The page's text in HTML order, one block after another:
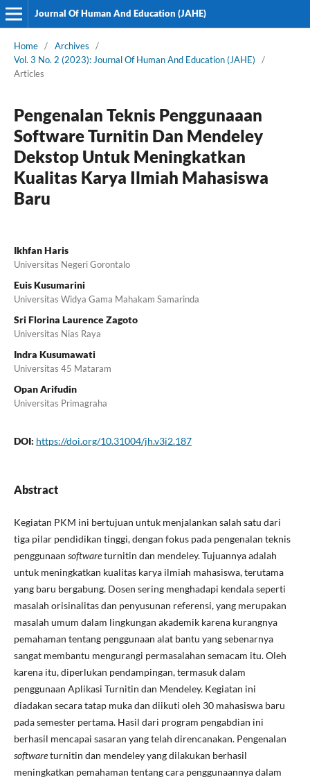
Journal Of Human And Education (JAHE)
Home / Archives
/
Vol. 3 No. 2 (2023): Journal Of Human And Education (JAHE)
/
Articles
Pengenalan Teknis Penggunaaan
Software Turnitin Dan Mendeley
Dekstop Untuk Meningkatkan
Kualitas Karya Ilmiah Mahasiswa
Baru
Ikhfan Haris
Universitas Negeri Gorontalo
Euis Kusumarini
Universitas Widya Gama Mahakam Samarinda
Sri Florina Laurence Zagoto
Universitas Nias Raya
Indra Kusumawati
Universitas 45 Mataram
Opan Arifudin
Universitas Primagraha
DOI: https://doi.org/10.31004/jh.v3i2.187
Abstract
Kegiatan PKM ini bertujuan untuk menjalankan salah satu dari
tiga pilar pendidikan tinggi, dengan fokus pada pengenalan teknis
penggunaan softwareturnitin dan mendeley. Tujuannya adalah
untuk meningkatkan kualitas karya ilmiah mahasiswa, terutama
yang baru bergabung. Dosen sering menghadapi kendala seperti
masalah orisinalitas dan penyusunan referensi, yang merupakan
masalah umum dalam lingkungan akademik karena kurangnya
pemahaman tentang penggunaan alat bantu yang sebenarnya
sangat membantu mengurangi permasalahan semacam itu. Oleh
karena itu, diperlukan pendampingan, termasuk dalam
penggunaan Aplikasi Turnitin dan Mendeley. Kegiatan ini
diadakan secara tatap muka dan diikuti oleh 30 mahasiswa baru
pada semester pertama. Hasil dari program pengabdian ini
berhasil mencapai sasaran yang telah direncanakan. Pengenalan
softwareturnitin dan mendeley yang dilakukan berhasil
meningkatkan pemahaman tentang cara penggunaannya dalam